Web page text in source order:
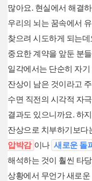
많아요. 현실에서 해결
우리의 뇌는 꿈속에서
찾으려 시도하게 되는
중요한 계약을 앞둔 분
일각에서는 단순히 자
잔상이 남은 것이라고
수면 직전의 시각적 자
결과도 있으니까요. 하
잔상으로 치부하기보다
압박감 이나 새로운 돌
해석하는 것이 훨씬 타
상황에서 무언가 새로